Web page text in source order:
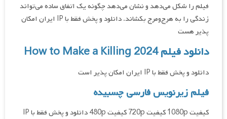
فیلم را شکل می‌دهد و نشان می‌دهد چگونه یک اتفاق ساده می‌تواند
زندگی را به هرج‌ومرج بکشاند. دانلود و پخش فقط با IP ایران امکان
پذیر هست
دانلود فیلم How to Make a Killing 2024
دانلود و پخش فقط با IP ایران امکان پذیر است
فیلم زیرنویس فارسی چسبیده
کیفیت 1080p کیفیت 720p کیفیت 480p دانلود و پخش فقط با IP